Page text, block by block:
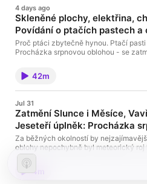
4 days ago
Skleněné plochy, elektřina,
Povídání o ptačích pastech a
Proč ptáci zbytečně hynou. Ptačí
Procházka srpnovou oblohou - se
díly podcastu Planetárium můžete
mobilní aplikaci mujRozhlas pro
mujRozhlas.cz.
42m
Jul 31
Zatmění Slunce i Měsíce,
Jeseteří úplněk: Procházka
Za běžných okolností by
oblohy nepochybně byl meteorický roj
den před jejich maximem trumfne
podcastu Planetárium můžete
aplikaci mujRozhlas pro Android a iOS
4m